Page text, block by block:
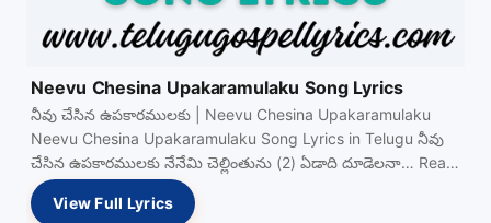
Neevu Chesina Upakaramulaku Song Lyrics
నీవు చేసిన ఉపకారములకు | Neevu Chesina Upakaramulaku
Neevu Chesina Upakaramulaku Song Lyrics in Telugu నీవు
చేసిన ఉపకారములకు నేనేమి చెల్లింతును (2) ఏడాది దూడెలనా… Read
more…
View Full Lyrics